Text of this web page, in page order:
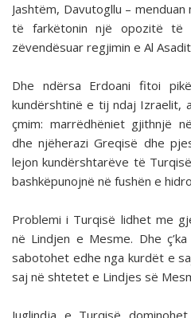
Jashtëm, Davutogllu –
të farkëtonin një opozitë të
zëvendësuar regjimin e Al
Dhe ndërsa Erdoani fitoi
kundërshtinë e tij ndaj Izraelit,
çmim: marrëdhëniet gjithnjë
dhe njëherazi Greqisë dhe
lejon kundërshtarëve të
bashkëpunojnë në fushën e
Problemi i Turqisë lidhet me
në Lindjen e Mesme. Dhe
sabotohet edhe nga kurdët e
saj në shtetet e Lindjes së